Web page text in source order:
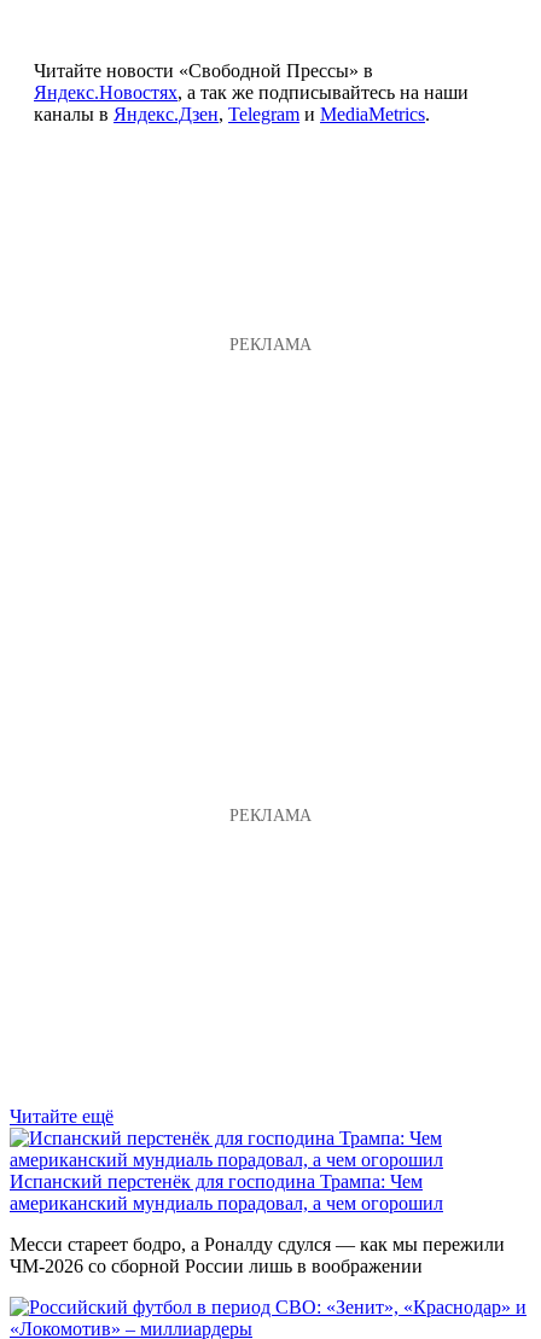
Читайте новости «Свободной Прессы» в
Яндекс.Новостях, а так же подписывайтесь на наши
каналы в Яндекс.Дзен, Telegram и MediaMetrics.
Читайте ещё
Испанский перстенёк для господина Трампа: Чем
американский мундиаль порадовал, а чем огорошил
Месси стареет бодро, а Роналду сдулся — как мы пережили
ЧМ-2026 со сборной России лишь в воображении